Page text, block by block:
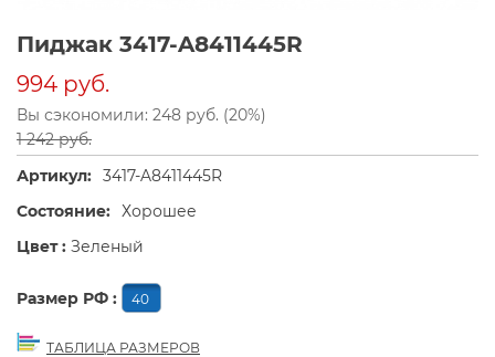
Пиджак 3417-A8411445R
994 руб.
Вы сэкономили: 248 руб. (20%)
1 242 руб.
Артикул: 3417-A8411445R
Состояние: Хорошее
Цвет : Зеленый
Размер РФ : 40
ТАБЛИЦА РАЗМЕРОВ